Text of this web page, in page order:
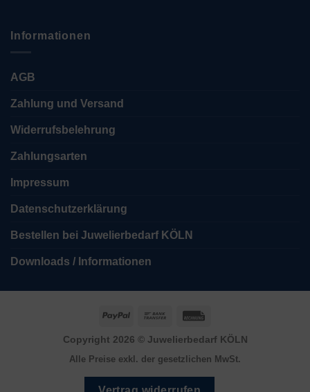
Informationen
AGB
Zahlung und Versand
Widerrufsbelehrung
Zahlungsarten
Impressum
Datenschutzerklärung
Bestellen bei Juwelierbedarf KÖLN
Downloads / Informationen
PayPal
Bank
Copyright 2026 © Juwelierbedarf KÖLN
Alle Preise exkl. der gesetzlichen MwSt.